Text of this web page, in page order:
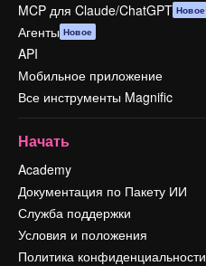
MCP для Claude/ChatGPT Новое
Агенты Новое
API
Мобильное приложение
Все инструменты Magnific
Начать
Academy
Документация по Пакету ИИ
Служба поддержки
Условия и положения
Политика конфиденциальности